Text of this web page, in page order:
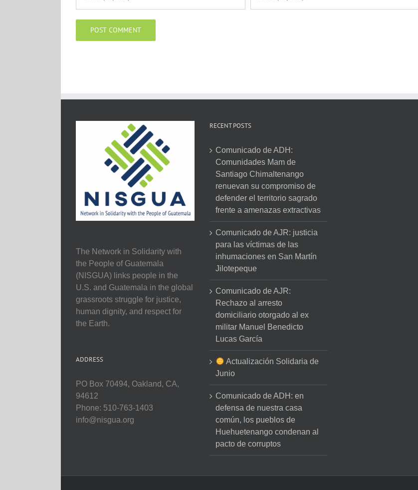
The Network in Solidarity with
the People of Guatemala
(NISGUA) links people in the
U.S. and Guatemala in the global
grassroots struggle for justice,
human dignity, and respect for
the Earth.
ADDRESS
PO Box 70494, Oakland, CA,
94612
Phone: 510-763-1403
info@nisgua.org
RECENT POSTS
Comunicado de ADH:
Comunidades Mam de
Santiago Chimaltenango
renuevan su compromiso de
defender el territorio sagrado
frente a amenazas extractivas
Comunicado de AJR: justicia
para las víctimas de las
inhumaciones en San Martín
Jilotepeque
Comunicado de AJR:
Rechazo al arresto
domiciliario otorgado al ex
militar Manuel Benedicto
Lucas García
Actualización Solidaria de
Junio
Comunicado de ADH: en
defensa de nuestra casa
común, los pueblos de
Huehuetenango condenan al
pacto de corruptos